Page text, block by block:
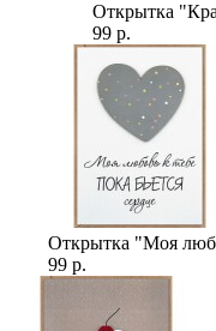
Открытка
99 р.
Открытка "Моя
99 р.